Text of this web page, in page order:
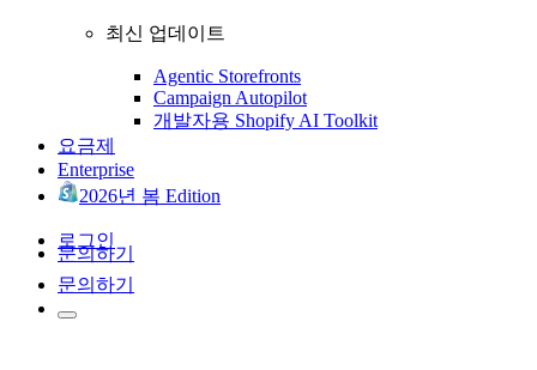
최신 업데이트
Agentic Storefronts
Campaign Autopilot
개발자용 Shopify AI Toolkit
요금제
Enterprise
2026년 봄 Edition
로그인
문의하기
문의하기